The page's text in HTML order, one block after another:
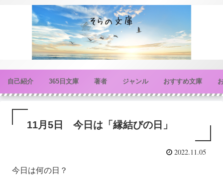
自己紹介 365日文庫 著者 ジャンル おすすめ文庫
11月5日 今日は「縁結びの日」
2022.11.05
今日は何の日？